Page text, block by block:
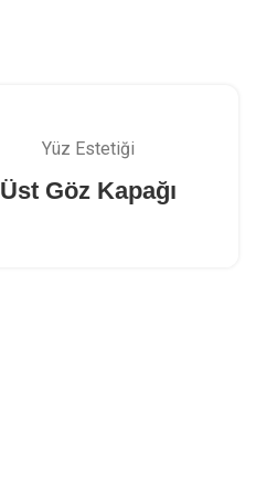
Yüz Estetiği
Üst Göz Kapağı